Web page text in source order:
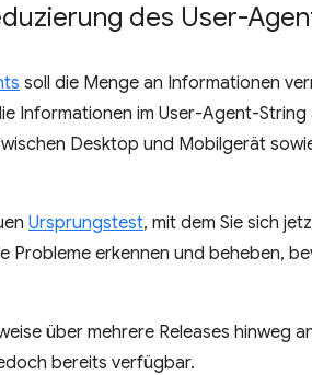
des User-
soll die Menge an Informationen
Informationen im User-Agent-
Desktop und Mobilgerät
Ursprungstest, mit dem Sie sich
Probleme erkennen und beheben,
über mehrere Releases hinweg
bereits verfügbar.